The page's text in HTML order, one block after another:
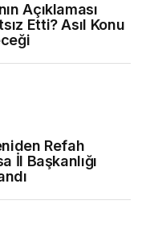
Açıklaması
Etti? Asıl Konu
Refah
İl Başkanlığı